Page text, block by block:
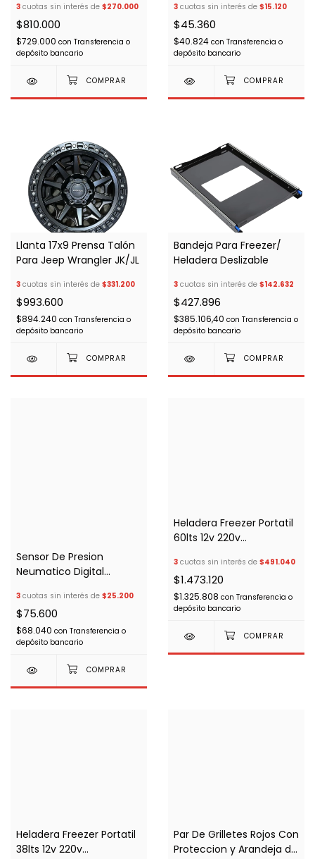
3 cuotas sin interés de $270.000
$810.000
$729.000 con Transferencia o
depósito bancario
3 cuotas sin interés de $15.120
$45.360
$40.824 con Transferencia o
depósito bancario
Llanta 17x9 Prensa Talón
Para Jeep Wrangler JK/JL
3 cuotas sin interés de $331.200
$993.600
$894.240 con Transferencia o
depósito bancario
Bandeja Para Freezer/
Heladera Deslizable
3 cuotas sin interés de $142.632
$427.896
$385.106,40 con Transferencia o
depósito bancario
Sensor De Presion
Neumatico Digital
3 cuotas sin interés de $25.200
$75.600
$68.040 con Transferencia o
depósito bancario
Heladera Freezer Portatil
60lts 12v 220v
3 cuotas sin interés de $491.040
$1.473.120
$1.325.808 con Transferencia o
depósito bancario
Heladera Freezer Portatil
38lts 12v 220v
Par De Grilletes Rojos Con
Proteccion y Arandeja de